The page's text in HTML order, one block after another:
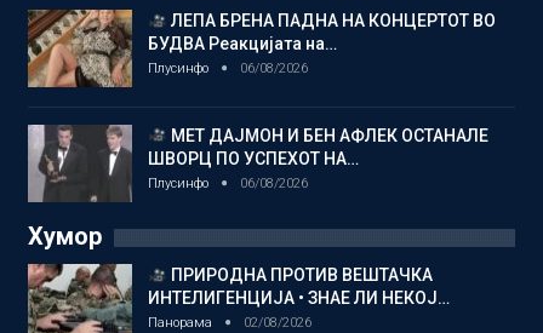
ЛЕПА БРЕНА ПАДНА НА КОНЦЕРТОТ ВО
БУДВА Реакцијата на…
Плусинфо 06/08/2026
МЕТ ДАЈМОН И БЕН АФЛЕК ОСТАНАЛЕ
ШВОРЦ ПО УСПЕХОТ НА…
Плусинфо 06/08/2026
Хумор
ПРИРОДНА ПРОТИВ ВЕШТАЧКА
ИНТЕЛИГЕНЦИЈА • ЗНАЕ ЛИ НЕКОЈ…
Панорама 02/08/2026